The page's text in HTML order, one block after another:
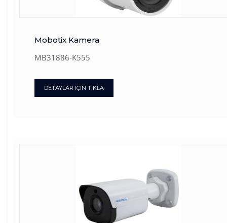
Mobotix Kamera
MB31886-K555
DETAYLAR IÇIN TIKLA